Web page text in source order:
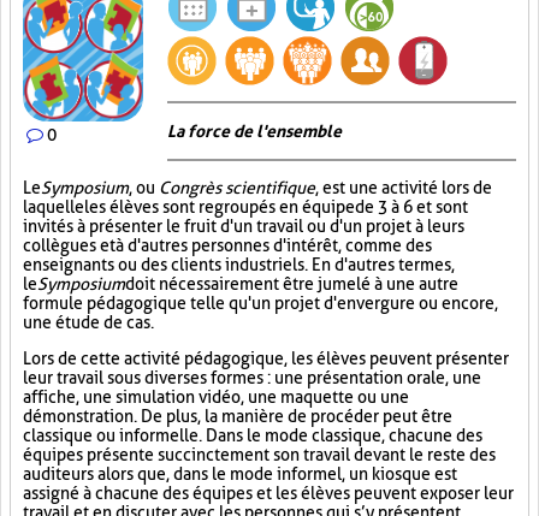
0 La force de l'ensemble
LeSymposium, ou Congrès scientifique, est une activité lors de
laquelle les élèves sont regroupés en équipe de 3 à 6 et sont
invités à présenter le fruit d'un travail ou d'un projet à leurs
collègues et à d'autres personnes d'intérêt, comme des
enseignants ou des clients industriels. En d'autres termes,
leSymposiumdoit nécessairement être jumelé à une autre
formule pédagogique telle qu'un projet d'envergure ou encore,
une étude de cas.
Lors de cette activité pédagogique, les élèves peuvent présenter
leur travail sous diverses formes : une présentation orale, une
affiche, une simulation vidéo, une maquette ou une
démonstration. De plus, la manière de procéder peut être
classique ou informelle. Dans le mode classique, chacune des
équipes présente succinctement son travail devant le reste des
auditeurs alors que, dans le mode informel, un kiosque est
assigné à chacune des équipes et les élèves peuvent exposer leur